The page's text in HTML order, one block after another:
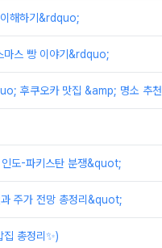
해하기&rdquo;
마스 빵 이야기&rdquo;
후쿠오카 맛집 &amp; 명소 추천
도-파키스탄 분쟁&quot;
주가 전망 총정리&quot;
총정리✨)